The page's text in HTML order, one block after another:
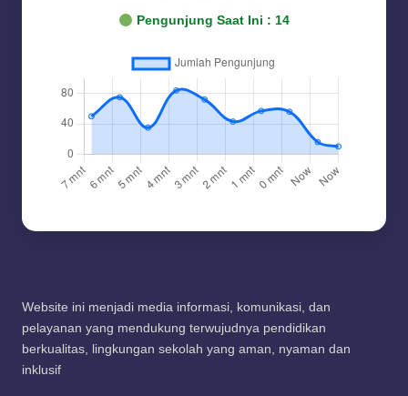
Pengunjung Saat Ini : 14
Website ini menjadi media informasi, komunikasi, dan
pelayanan yang mendukung terwujudnya pendidikan
berkualitas, lingkungan sekolah yang aman, nyaman dan
inklusif